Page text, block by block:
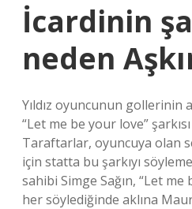
İcardinin
neden
Yıldız oyuncunun gollerinin
“Let me be your love”
Taraftarlar, oyuncuya olan
için statta bu şarkıyı
sahibi Simge Sağın, “Let me
her söylediğinde aklına